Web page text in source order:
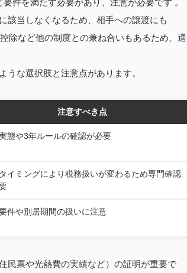
件を満たす必要があり、注意が必要です 。
該当しなくなるため、相手への譲渡にも
除など他の制度との兼ね合いもあるため、適
な選択肢と注意点があります。
注意すべき点
態や3年ルールの確認が必要
イミングにより税務扱いが変わるため専門確認
件や別居期間の扱いに注意
民票や光熱費の実績など）の証明が重要で